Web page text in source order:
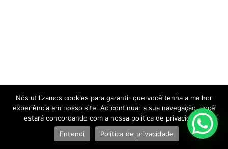
Nós utilizamos cookies para garantir que você tenha a melhor
experiência em nosso site. Ao continuar a sua navegação, você
estará concordando com a nossa política de privacidade.
Entendi
Política de privacidade